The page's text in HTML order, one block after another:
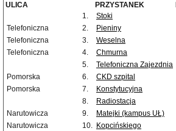
ULICA PRZYSTANEK
1.
Stoki
Telefoniczna
2. Pieniny
Telefoniczna
3. Weselna
Telefoniczna
4. Chmurna
5.
Telefoniczna Zajezdnia
Pomorska
6. CKD szpital
Pomorska
7. Konstytucyjna
8.
Radiostacja
Narutowicza
9. Matejki (kampus UŁ)
Narutowicza
10. Kopcińskiego